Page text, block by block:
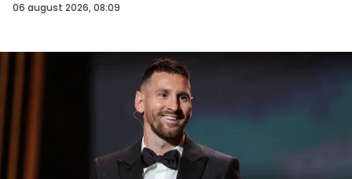
06 august 2026, 08:09